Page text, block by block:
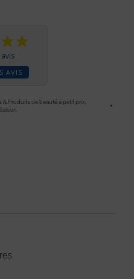
AVIS
& Produits de beauté à petit prix